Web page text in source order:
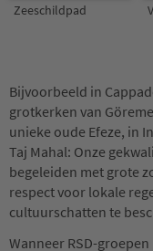
Zeeschildpad
Bijvoorbeeld in
grotkerken van
unieke oude Efeze, in
Taj Mahal: Onze
begeleiden met grote
respect voor lokale
cultuurschatten te
Wanneer RSD-